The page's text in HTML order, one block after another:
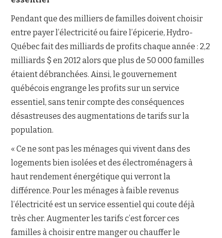
Pendant que des milliers de familles doivent choisir
entre payer l’électricité ou faire l’épicerie, Hydro-
Québec fait des milliards de profits chaque année : 2,2
milliards $ en 2012 alors que plus de 50 000 familles
étaient débranchées. Ainsi, le gouvernement
québécois engrange les profits sur un service
essentiel, sans tenir compte des conséquences
désastreuses des augmentations de tarifs sur la
population.
« Ce ne sont pas les ménages qui vivent dans des
logements bien isolées et des électroménagers à
haut rendement énergétique qui verront la
différence. Pour les ménages à faible revenus
l’électricité est un service essentiel qui coute déjà
très cher. Augmenter les tarifs c’est forcer ces
familles à choisir entre manger ou chauffer le